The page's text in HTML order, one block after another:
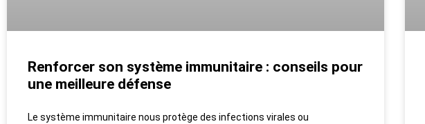
Renforcer son système immunitaire : conseils pour
une meilleure défense
Le système immunitaire nous protège des infections virales ou